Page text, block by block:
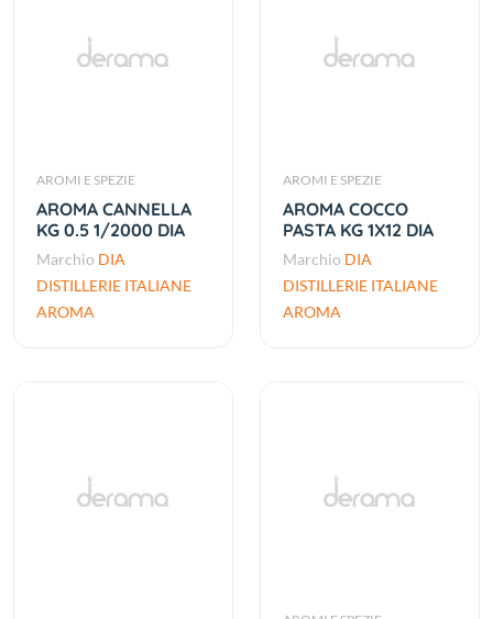
AROMI E SPEZIE
AROMA CANNELLA
KG 0.5 1/2000 DIA
Marchio DIA
DISTILLERIE ITALIANE
AROMA
AROMI E SPEZIE
AROMA COCCO
PASTA KG 1X12 DIA
Marchio DIA
DISTILLERIE ITALIANE
AROMA